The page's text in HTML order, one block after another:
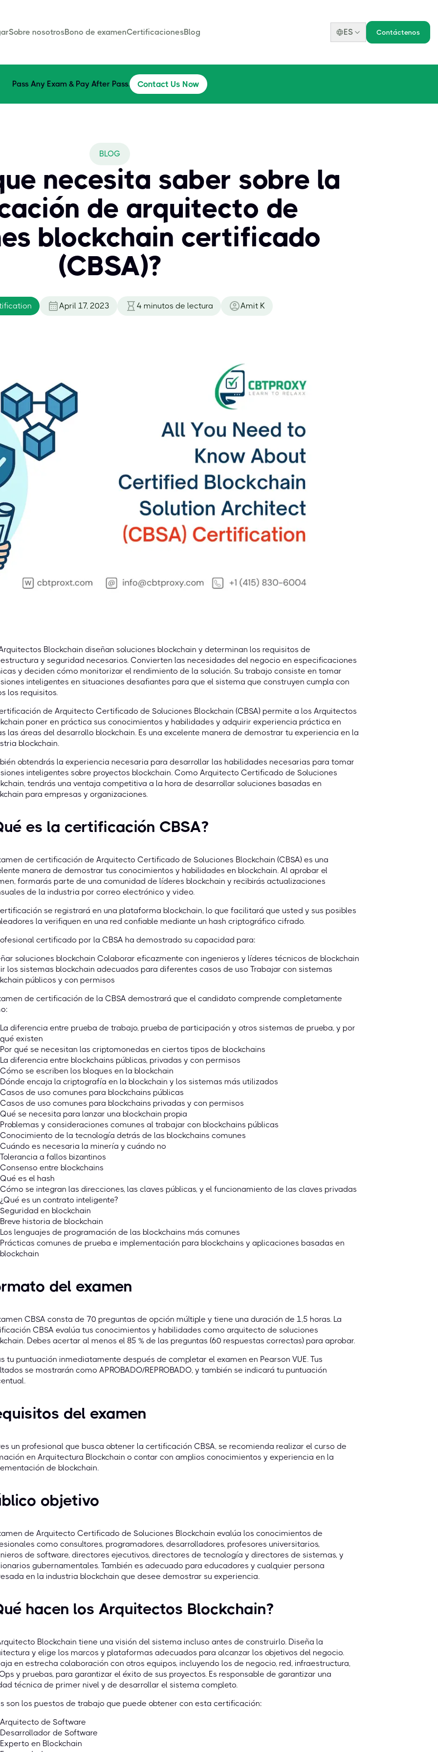
Sobre nosotrosBono de examenCertificacionesBlog ES Contáctenos
Pass Any Exam & Pay After Pass. Contact Us Now
BLOG
necesita saber sobre la
de arquitecto de
blockchain certificado
(CBSA)?
April 17, 2023 4 minutos de lectura Amit K
Blockchain diseñan soluciones blockchain y determinan los requisitos de
y seguridad necesarios. Convierten las necesidades del negocio en especificaciones
y deciden cómo monitorizar el rendimiento de la solución. Su trabajo consiste en tomar
inteligentes en situaciones desafiantes para que el sistema que construyen cumpla con
los requisitos.
de Arquitecto Certificado de Soluciones Blockchain (CBSA) permite a los Arquitectos
poner en práctica sus conocimientos y habilidades y adquirir experiencia práctica en
las áreas del desarrollo blockchain. Es una excelente manera de demostrar tu experiencia en la
blockchain.
obtendrás la experiencia necesaria para desarrollar las habilidades necesarias para tomar
inteligentes sobre proyectos blockchain. Como Arquitecto Certificado de Soluciones
tendrás una ventaja competitiva a la hora de desarrollar soluciones basadas en
para empresas y organizaciones.
es la certificación CBSA?
de certificación de Arquitecto Certificado de Soluciones Blockchain (CBSA) es una
manera de demostrar tus conocimientos y habilidades en blockchain. Al aprobar el
formarás parte de una comunidad de líderes blockchain y recibirás actualizaciones
de la industria por correo electrónico y video.
se registrará en una plataforma blockchain, lo que facilitará que usted y sus posibles
la verifiquen en una red confiable mediante un hash criptográfico cifrado.
certificado por la CBSA ha demostrado su capacidad para:
soluciones blockchain Colaborar eficazmente con ingenieros y líderes técnicos de blockchain
los sistemas blockchain adecuados para diferentes casos de uso Trabajar con sistemas
públicos y con permisos
de certificación de la CBSA demostrará que el candidato comprende completamente
La diferencia entre prueba de trabajo, prueba de participación y otros sistemas de prueba, y por
qué existen
Por qué se necesitan las criptomonedas en ciertos tipos de blockchains
La diferencia entre blockchains públicas, privadas y con permisos
Cómo se escriben los bloques en la blockchain
Dónde encaja la criptografía en la blockchain y los sistemas más utilizados
Casos de uso comunes para blockchains públicas
Casos de uso comunes para blockchains privadas y con permisos
Qué se necesita para lanzar una blockchain propia
Problemas y consideraciones comunes al trabajar con blockchains públicas
Conocimiento de la tecnología detrás de las blockchains comunes
Cuándo es necesaria la minería y cuándo no
Tolerancia a fallos bizantinos
Consenso entre blockchains
Qué es el hash
Cómo se integran las direcciones, las claves públicas, y el funcionamiento de las claves privadas
¿Qué es un contrato inteligente?
Seguridad en blockchain
Breve historia de blockchain
Los lenguajes de programación de las blockchains más comunes
Prácticas comunes de prueba e implementación para blockchains y aplicaciones basadas en
blockchain
del examen
CBSA consta de 70 preguntas de opción múltiple y tiene una duración de 1,5 horas. La
CBSA evalúa tus conocimientos y habilidades como arquitecto de soluciones
Debes acertar al menos el 85 % de las preguntas (60 respuestas correctas) para aprobar.
tu puntuación inmediatamente después de completar el examen en Pearson VUE. Tus
se mostrarán como APROBADO/REPROBADO, y también se indicará tu puntuación
del examen
un profesional que busca obtener la certificación CBSA, se recomienda realizar el curso de
en Arquitectura Blockchain o contar con amplios conocimientos y experiencia en la
de blockchain.
objetivo
de Arquitecto Certificado de Soluciones Blockchain evalúa los conocimientos de
como consultores, programadores, desarrolladores, profesores universitarios,
de software, directores ejecutivos, directores de tecnología y directores de sistemas, y
gubernamentales. También es adecuado para educadores y cualquier persona
en la industria blockchain que desee demostrar su experiencia.
hacen los Arquitectos Blockchain?
Blockchain tiene una visión del sistema incluso antes de construirlo. Diseña la
y elige los marcos y plataformas adecuados para alcanzar los objetivos del negocio.
en estrecha colaboración con otros equipos, incluyendo los de negocio, red, infraestructura,
y pruebas, para garantizar el éxito de sus proyectos. Es responsable de garantizar una
técnica de primer nivel y de desarrollar el sistema completo.
son los puestos de trabajo que puede obtener con esta certificación:
Arquitecto de Software
Desarrollador de Software
Experto en Blockchain